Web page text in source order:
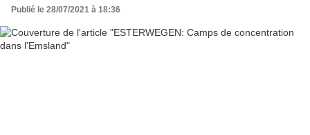
Publié le 28/07/2021 à 18:36